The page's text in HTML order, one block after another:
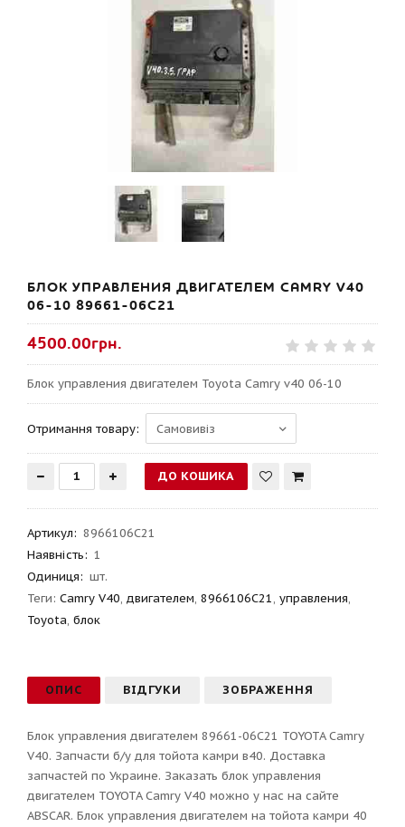
БЛОК УПРАВЛЕНИЯ ДВИГАТЕЛЕМ CAMRY V40
06-10 89661-06C21
4500.00грн.
Блок управления двигателем Toyota Camry v40 06-10
Отримання товару:
Артикул: 8966106C21
Наявність: 1
Одиниця: шт.
Теги: Camry V40, двигателем, 8966106C21, управления,
Toyota, блок
ОПИС ВІДГУКИ ЗОБРАЖЕННЯ
Блок управления двигателем 89661-06C21 TOYOTA Camry
V40. Запчасти б/у для тойота камри в40. Доставка
запчастей по Украине. Заказать блок управления
двигателем TOYOTA Camry V40 можно у нас на сайте
ABSCAR. Блок управления двигателем на тойота камри 40